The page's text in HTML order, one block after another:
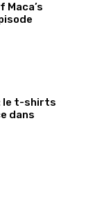
Maca’s
: le t-shirts
dans